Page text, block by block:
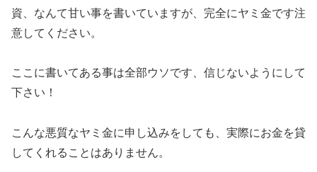
資、なんて甘い事を書いていますが、完全にヤミ金です注
意してください。
ここに書いてある事は全部ウソです、信じないようにして
下さい！
こんな悪質なヤミ金に申し込みをしても、実際にお金を貸
してくれることはありません。